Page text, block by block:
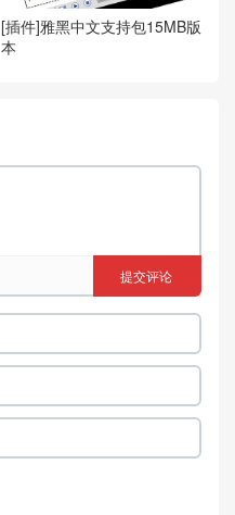
[插件]雅黑中文支持包15MB版
本
提交评论